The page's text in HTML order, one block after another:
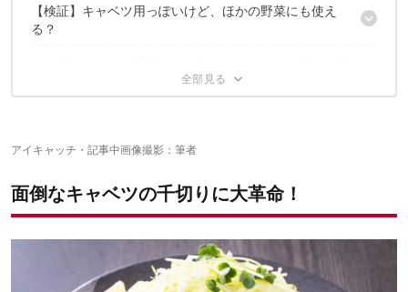
ほどよい大きさ、丈夫なステンレス製
【検証】キャベツ用っぽいけど、ほかの野菜にも使え
る？
きゅうりは極薄の半透明スライスに
ごぼうも千切り大成功
結論、極めるなら両方必要
ポイントは、2枚刃。一度にたくさん千切りできる
ちなみに…
千切りキャベツで、キャンプごはんが華やかに
千切りピーラーで、料理がもっとラクになる
✓こちらもおすすめ
アイキャッチ・記事中画像撮影：筆者
面倒なキャベツの千切りに大革命！